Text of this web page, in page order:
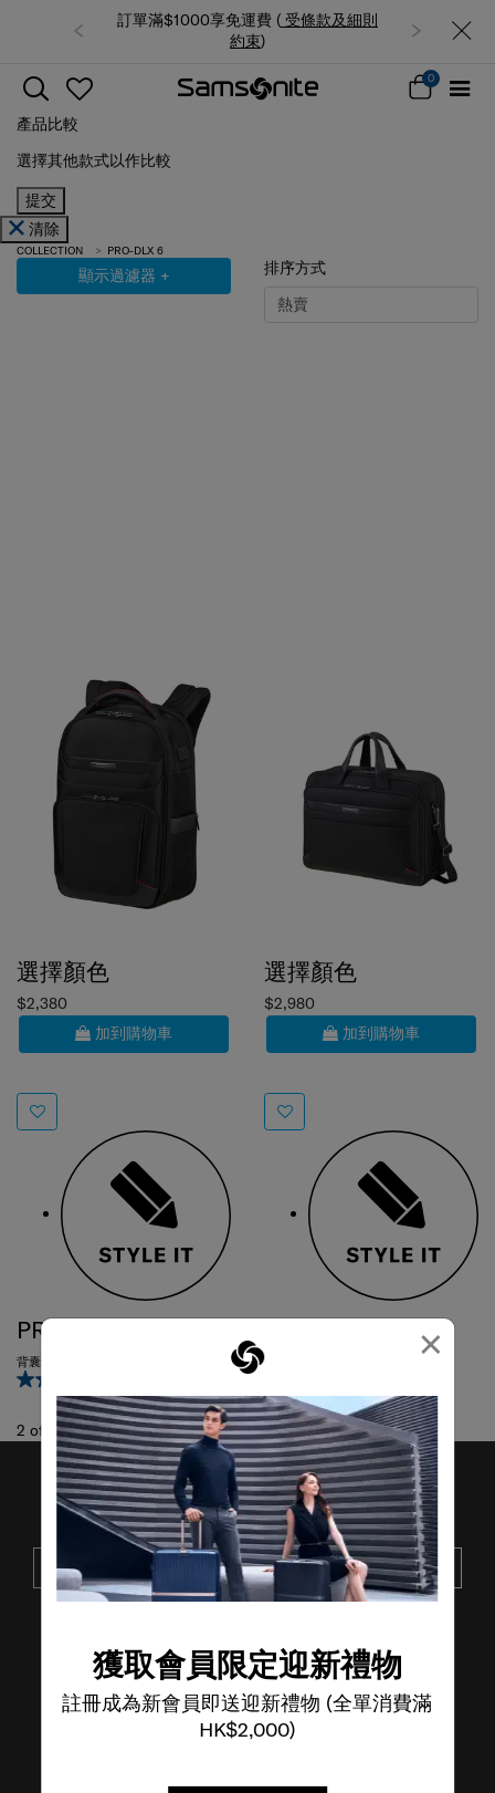
×
獲取會員限定迎新禮物
註冊成為新會員即送迎新禮物 (全單消費滿
HK$2,000)
訂單滿$1000享免運費 ( 受條款及細則
約束)
0
產品比較
選擇其他款式以作比較
提交
清除
COLLECTION PRO-DLX 6
顯示過濾器 + 排序方式
選擇顏色
$2,380
加到購物車
PRO-DLX 6
背囊 15.6吋
選擇顏色
$2,980
加到購物車
公事包 17.3吋 (可擴充)
2 of 2項目
接收SAMSONITE的最新消息
提交
了解其他品牌